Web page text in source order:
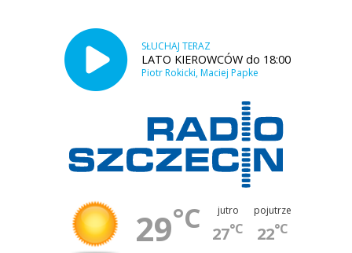
SŁUCHAJ TERAZ
LATO KIEROWCÓW do 18:00
Piotr Rokicki, Maciej Papke
29°C jutro
27°C
pojutrze
22°C